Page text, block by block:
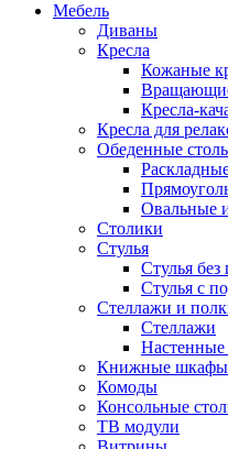
Мебель
Диваны
Кресла
Кожаные
Кресла-
Кресла для
Обеденные
Овальные
Столики
Стулья
Стулья без
Стулья с
Стеллажи и
Стеллажи
Настенные
Книжные шкафы
Комоды
Консольные
ТВ модули